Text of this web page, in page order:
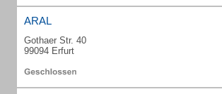
ARAL
Gothaer Str. 40
99094 Erfurt